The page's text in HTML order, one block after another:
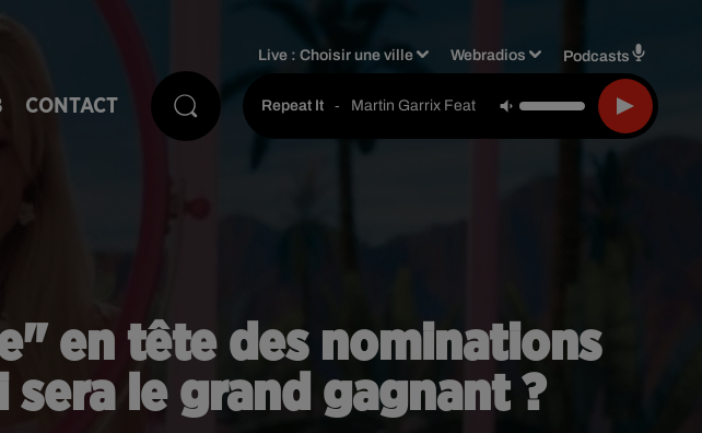
CONTACT
Live :Choisir une ville Webradios Podcasts
Repeat It - Martin Garrix Feat. Ed Sheeran
en tête des nominations
le grand gagnant ?